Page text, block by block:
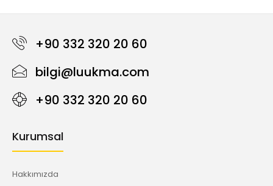
+90 332 320 20 60
bilgi@luukma.com
+90 332 320 20 60
Kurumsal
Hakkımızda